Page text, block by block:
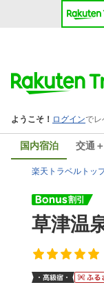
国内宿泊 交通
楽天トラベルトッ
草津温